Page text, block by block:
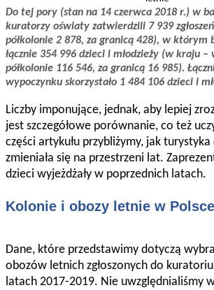
Do tej pory (stan na 14 czerwca 2018 r.) w
kuratorzy oświaty zatwierdzili 7 939
półkolonie 2 878, za granicą 428), w którym
łącznie 354 996 dzieci i młodzieży (w kraju –
półkolonie 116 546, za granicą 16 985).
wypoczynku skorzystało 1 484 106 dzieci i
Liczby imponujące, jednak, aby lepiej
jest szczegółowe porównanie, co też
części artykułu przybliżymy, jak turystyka
zmieniała się na przestrzeni lat.
dzieci wyjeżdżały w poprzednich latach.
Kolonie i obozy letnie w Polsce
Dane, które przedstawimy dotyczą
obozów letnich zgłoszonych do
latach 2017-2019. Nie uwzględnialiśmy